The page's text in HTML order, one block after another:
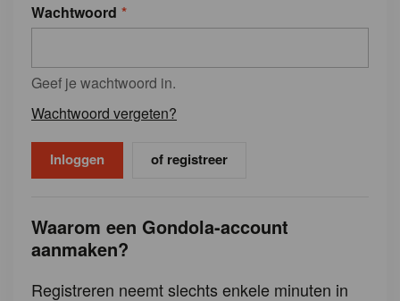
Wachtwoord
Geef je wachtwoord in.
Wachtwoord vergeten?
of registreer
Waarom een Gondola-account
aanmaken?
Registreren neemt slechts enkele minuten in